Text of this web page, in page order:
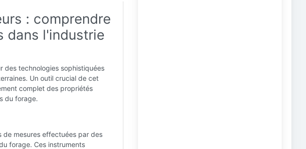
: comprendre
dans l'industrie
des technologies sophistiquées
Un outil crucial de cet
complet des propriétés
du forage.
de mesures effectuées par des
forage. Ces instruments